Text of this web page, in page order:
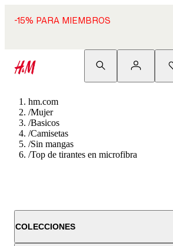
-15% PARA MIEMBROS
hm.com
/Mujer
/Basicos
/Camisetas
/Sin mangas
/Top de tirantes en microfibra
COLECCIONES